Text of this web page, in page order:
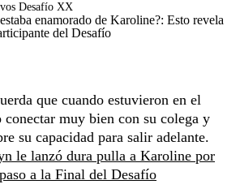
Desafío XX
enamorado de Karoline?: Esto revela
del Desafío
que cuando estuvieron en el
muy bien con su colega y
su capacidad para salir adelante.
le lanzó dura pulla a Karoline por
a la Final del Desafío